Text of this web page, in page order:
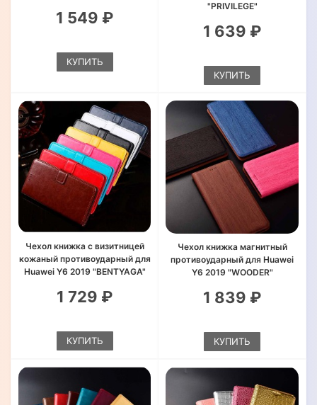
1 549 ₽
КУПИТЬ
"PRIVILEGE"
1 639 ₽
КУПИТЬ
Чехол книжка с визитницей
кожаный противоударный для
Huawei Y6 2019 "BENTYAGA"
1 729 ₽
КУПИТЬ
Чехол книжка магнитный
противоударный для Huawei
Y6 2019 "WOODER"
1 839 ₽
КУПИТЬ